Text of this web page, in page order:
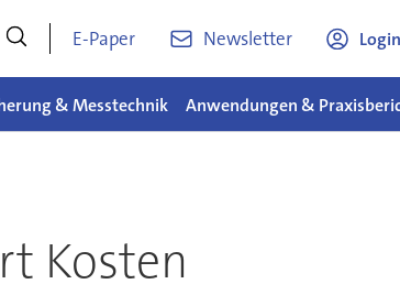
E-Paper Newsletter
& Messtechnik Anwendungen &
Kosten